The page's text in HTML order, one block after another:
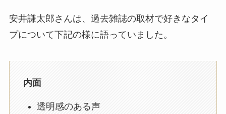
安井謙太郎さんは、過去雑誌の取材で好きなタイ
プについて下記の様に語っていました。
内面
透明感のある声